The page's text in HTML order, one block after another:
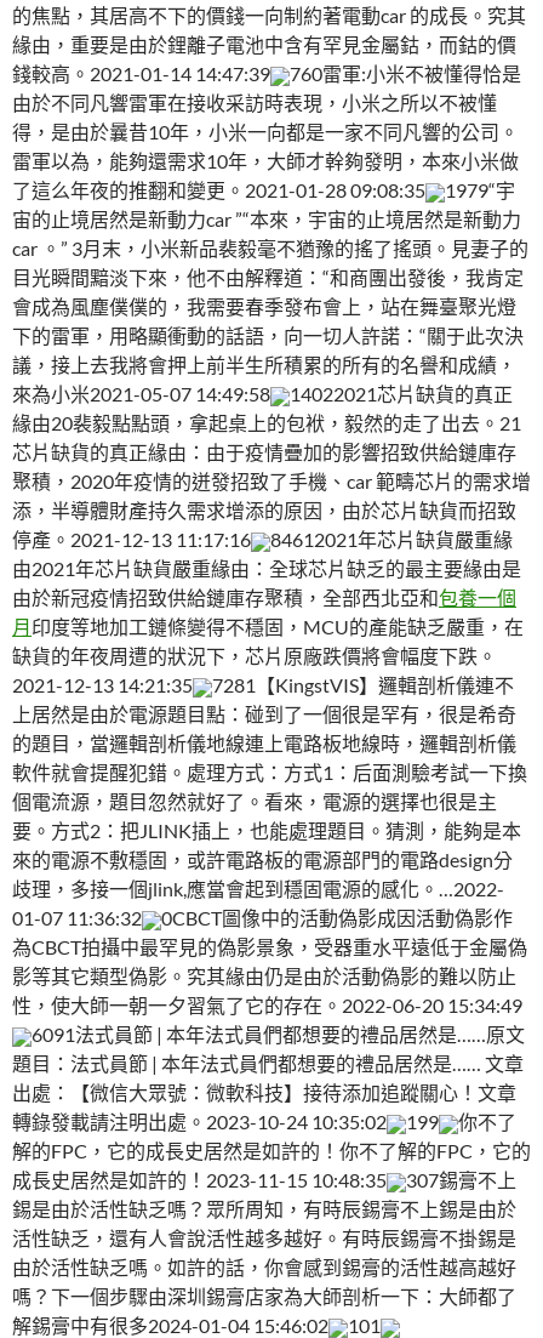
的焦點，其居高不下的價錢一向制約著電動car 的成長。究其
緣由，重要是由於鋰離子電池中含有罕見金屬鈷，而鈷的價
錢較高。2021-01-14 14:47:39
760雷軍:小米不被懂得恰是
由於不同凡響雷軍在接收采訪時表現，小米之所以不被懂
得，是由於曩昔10年，小米一向都是一家不同凡響的公司。
雷軍以為，能夠還需求10年，大師才幹夠發明，本來小米做
了這么年夜的推翻和變更。2021-01-28 09:08:35
1979“宇
宙的止境居然是新動力car ”“本來，宇宙的止境居然是新動力
car 。” 3月末，小米新品裴毅毫不猶豫的搖了搖頭。見妻子的
目光瞬間黯淡下來，他不由解釋道：“和商團出發後，我肯定
會成為風塵僕僕的，我需要春季發布會上，站在舞臺聚光燈
下的雷軍，用略顯衝動的話語，向一切人許諾：“關于此次決
議，接上去我將會押上前半生所積累的所有的名譽和成績，
來為小米2021-05-07 14:49:58
14022021芯片缺貨的真正
緣由20裴毅點點頭，拿起桌上的包袱，毅然的走了出去。21
芯片缺貨的真正緣由：由于疫情疊加的影響招致供給鏈庫存
聚積，2020年疫情的迸發招致了手機、car 範疇芯片的需求增
添，半導體財產持久需求增添的原因，由於芯片缺貨而招致
停產。2021-12-13 11:17:16
84612021年芯片缺貨嚴重緣
由2021年芯片缺貨嚴重緣由：全球芯片缺乏的最主要緣由是
由於新冠疫情招致供給鏈庫存聚積，全部西北亞和包養一個
月印度等地加工鏈條變得不穩固，MCU的產能缺乏嚴重，在
缺貨的年夜周遭的狀況下，芯片原廠跌價將會幅度下跌。
2021-12-13 14:21:35
7281【KingstVIS】邏輯剖析儀連不
上居然是由於電源題目點：碰到了一個很是罕有，很是希奇
的題目，當邏輯剖析儀地線連上電路板地線時，邏輯剖析儀
軟件就會提醒犯錯。處理方式：方式1：后面測驗考試一下換
個電流源，題目忽然就好了。看來，電源的選擇也很是主
要。方式2：把JLINK插上，也能處理題目。猜測，能夠是本
來的電源不敷穩固，或許電路板的電源部門的電路design分
歧理，多接一個jlink,應當會起到穩固電源的感化。…2022-
01-07 11:36:32
0CBCT圖像中的活動偽影成因活動偽影作
為CBCT拍攝中最罕見的偽影景象，受器重水平遠低于金屬偽
影等其它類型偽影。究其緣由仍是由於活動偽影的難以防止
性，使大師一朝一夕習氣了它的存在。2022-06-20 15:34:49
6091法式員節 | 本年法式員們都想要的禮品居然是……原文
題目：法式員節 | 本年法式員們都想要的禮品居然是…… 文章
出處：【微信大眾號：微軟科技】接待添加追蹤關心！文章
轉錄發載請注明出處。2023-10-24 10:35:02
199
你不了
解的FPC，它的成長史居然是如許的！你不了解的FPC，它的
成長史居然是如許的！2023-11-15 10:48:35
307錫膏不上
錫是由於活性缺乏嗎？眾所周知，有時辰錫膏不上錫是由於
活性缺乏，還有人會說活性越多越好。有時辰錫膏不掛錫是
由於活性缺乏嗎。如許的話，你會感到錫膏的活性越高越好
嗎？下一個步驟由深圳錫膏店家為大師剖析一下：大師都了
解錫膏中有很多2024-01-04 15:46:02
101